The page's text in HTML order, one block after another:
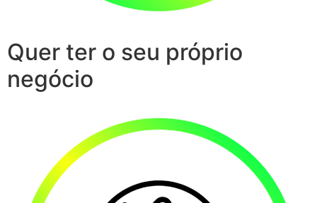
Quer ter o seu próprio
negócio